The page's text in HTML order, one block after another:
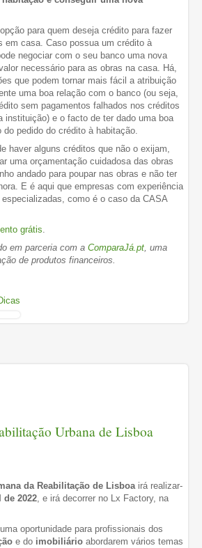
para quem deseja crédito para fazer
em casa. Caso possua um crédito à
negociar com o seu banco uma nova
necessário para as obras na casa. Há,
que podem tornar mais fácil a atribuição
uma boa relação com o banco (ou seja,
sem pagamentos falhados nos créditos
instituição) e o facto de ter dado uma boa
do pedido do crédito à habitação.
haver alguns créditos que não o exijam,
uma orçamentação cuidadosa das obras
andado para poupar nas obras e não ter
E é aqui que empresas com experiência
como é o caso da CASA
grátis.
em parceria com a ComparaJá.pt, uma
de produtos financeiros.
Urbana de Lisboa
da Reabilitação de Lisboairá realizar-
de 2022, e irá decorrer no Lx Factory, na
oportunidade para profissionais dos
e do imobiliário abordarem vários temas